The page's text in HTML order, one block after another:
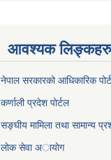
आवश्यक लिङ्कहरु
नेपाल सरकारको आधिकारिक
कर्णाली प्रदेश पोर्टल
सङ्घीय मामिला तथा सामान्य
लाेक सेवा अायाेग